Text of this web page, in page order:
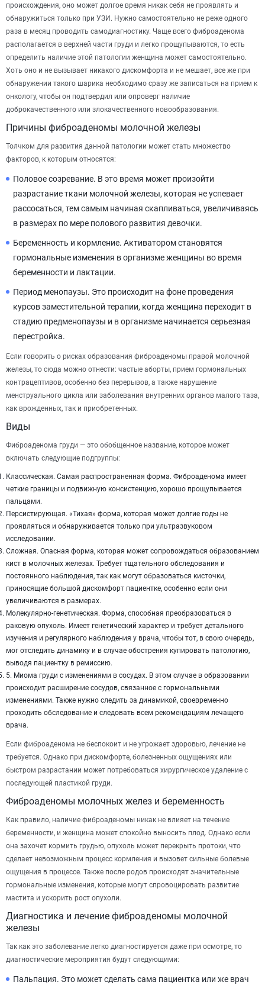
происхождения, оно может долгое время никак себя не проявлять и
обнаружиться только при УЗИ. Нужно самостоятельно не реже одного
раза в месяц проводить самодиагностику. Чаще всего фиброаденома
располагается в верхней части груди и легко прощупываются, то есть
определить наличие этой патологии женщина может самостоятельно.
Хоть оно и не вызывает никакого дискомфорта и не мешает, все же при
обнаружении такого шарика необходимо сразу же записаться на прием к
онкологу, чтобы он подтвердил или опроверг наличие
доброкачественного или злокачественного новообразования.
Причины фиброаденомы молочной железы
Толчком для развития данной патологии может стать множество
факторов, к которым относятся:
Половое созревание. В это время может произойти
разрастание ткани молочной железы, которая не успевает
рассосаться, тем самым начиная скапливаться, увеличиваясь
в размерах по мере полового развития девочки.
Беременность и кормление. Активатором становятся
гормональные изменения в организме женщины во время
беременности и лактации.
Период менопаузы. Это происходит на фоне проведения
курсов заместительной терапии, когда женщина переходит в
стадию предменопаузы и в организме начинается серьезная
перестройка.
Если говорить о рисках образования фиброаденомы правой молочной
железы, то сюда можно отнести: частые аборты, прием гормональных
контрацептивов, особенно без перерывов, а также нарушение
менструального цикла или заболевания внутренних органов малого таза,
как врожденных, так и приобретенных.
Виды
Фиброаденома груди — это обобщенное название, которое может
включать следующие подгруппы:
Классическая. Самая распространенная форма. Фиброаденома имеет
четкие границы и подвижную консистенцию, хорошо прощупывается
пальцами.
Персистирующая. «Тихая» форма, которая может долгие годы не
проявляться и обнаруживается только при ультразвуковом
исследовании.
Сложная. Опасная форма, которая может сопровождаться образованием
кист в молочных железах. Требует тщательного обследования и
постоянного наблюдения, так как могут образоваться кисточки,
приносящие большой дискомфорт пациентке, особенно если они
увеличиваются в размерах.
Молекулярно-генетическая. Форма, способная преобразоваться в
раковую опухоль. Имеет генетический характер и требует детального
изучения и регулярного наблюдения у врача, чтобы тот, в свою очередь,
мог отследить динамику и в случае обострения купировать патологию,
выводя пациентку в ремиссию.
5. Миома груди с изменениями в сосудах. В этом случае в образовании
происходит расширение сосудов, связанное с гормональными
изменениями. Также нужно следить за динамикой, своевременно
проходить обследование и следовать всем рекомендациям лечащего
врача.
Если фиброаденома не беспокоит и не угрожает здоровью, лечение не
требуется. Однако при дискомфорте, болезненных ощущениях или
быстром разрастании может потребоваться хирургическое удаление с
последующей пластикой груди.
Фиброаденомы молочных желез и беременность
Как правило, наличие фиброаденомы никак не влияет на течение
беременности, и женщина может спокойно выносить плод. Однако если
она захочет кормить грудью, опухоль может перекрыть протоки, что
сделает невозможным процесс кормления и вызовет сильные болевые
ощущения в процессе. Также после родов происходят значительные
гормональные изменения, которые могут спровоцировать развитие
мастита и ускорить рост опухоли.
Диагностика и лечение фиброаденомы молочной
железы
Так как это заболевание легко диагностируется даже при осмотре, то
диагностические мероприятия будут следующими:
Пальпация. Это может сделать сама пациентка или же врач